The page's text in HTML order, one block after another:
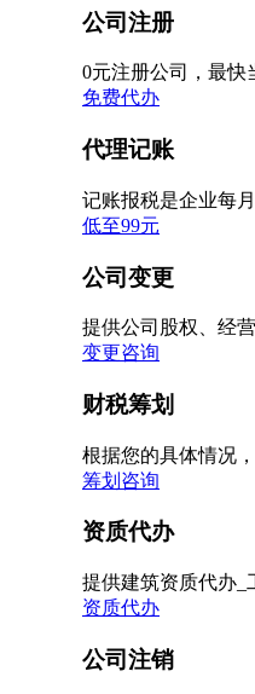
公司注册
0元注册公司，最快
免费代办
代理记账
记账报税是企业每
低至99元
公司变更
提供公司股权、经
变更咨询
财税筹划
根据您的具体情况
筹划咨询
资质代办
提供建筑资质代办_
资质代办
公司注销